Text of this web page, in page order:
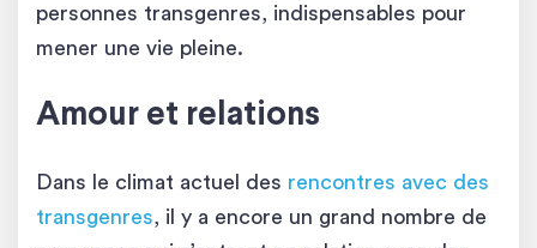
personnes transgenres, indispensables pour
mener une vie pleine.
Amour et relations
Dans le climat actuel des rencontres avec des
transgenres, il y a encore un grand nombre de